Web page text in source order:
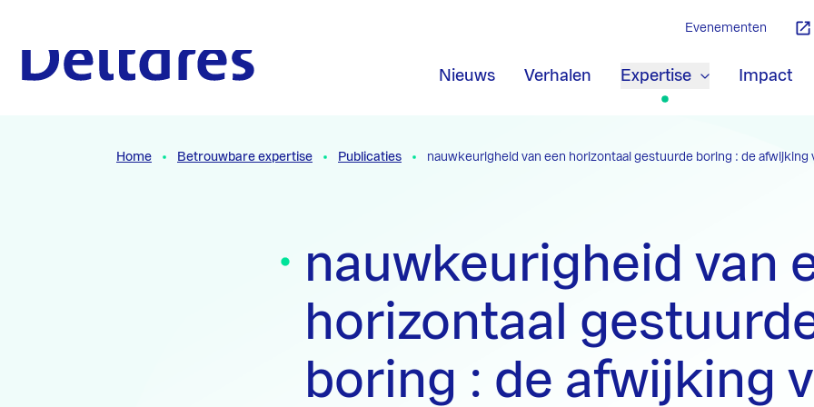
Nieuws Verhalen Expertise Impact
Evenementen
Home Betrouwbare expertise Publicaties nauwkeurigheid van een horizontaal gestuurde boring : de afwijking
nauwkeurigheid van
horizontaal
boring : de afwijking